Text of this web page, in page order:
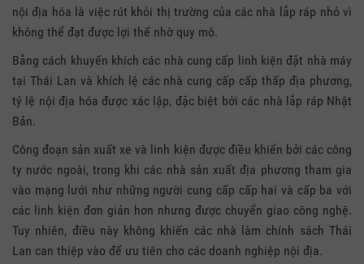
nội địa hóa là việc rút khỏi thị trường của các nhà lắp ráp nhỏ vì
không thể đạt được lợi thế nhờ quy mô.
Bằng cách khuyến khích các nhà cung cấp linh kiện đặt nhà máy
tại Thái Lan và khích lệ các nhà cung cấp cấp thấp địa phương,
tỷ lệ nội địa hóa được xác lập, đặc biệt bởi các nhà lắp ráp Nhật
Bản.
Công đoạn sản xuất xe và linh kiện được điều khiển bởi các công
ty nước ngoài, trong khi các nhà sản xuất địa phương tham gia
vào mạng lưới như những người cung cấp cấp hai và cấp ba với
các linh kiện đơn giản hơn nhưng được chuyển giao công nghệ.
Tuy nhiên, điều này không khiến các nhà làm chính sách Thái
Lan can thiệp vào để ưu tiên cho các doanh nghiệp nội địa.